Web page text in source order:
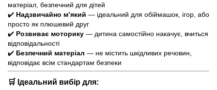
матеріал, безпечний для дітей
✔️ Надзвичайно м’який — ідеальний для обіймашок, ігор, або
просто як плюшевий друг
✔️ Розвиває моторику — дитина самостійно накачує, вчиться
відповідальності
✔️ Безпечний матеріал — не містить шкідливих речовин,
відповідає всім стандартам безпеки
🛒 Ідеальний вибір для: